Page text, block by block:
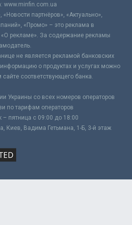
www.minfin.com.ua
партнёров», «Актуально»,
«Промо» – это реклама в
рекламе». За содержание рекламы
не является рекламой банковских
о продуктах и услугах можно
соответствующего банка.
Украины со всех номеров операторов
по тарифам операторов
– пятница с 09:00 до 18:00
Киев, Вадима Гетьмана, 1-Б, 3-й этаж